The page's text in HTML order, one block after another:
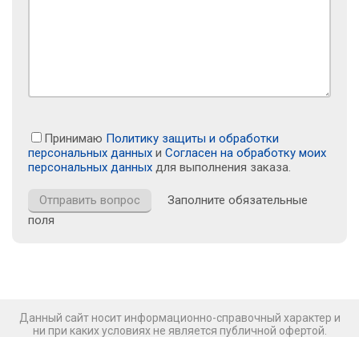
Принимаю Политику защиты и обработки
персональных данных и Согласен на обработку моих
персональных данных для выполнения заказа.
Заполните обязательные
поля
Данный сайт носит информационно-справочный характер и
ни при каких условиях не является публичной офертой.